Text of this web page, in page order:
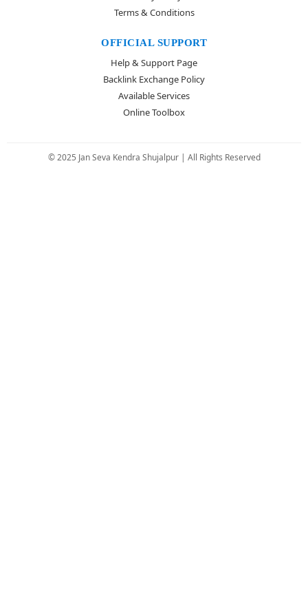
Terms & Conditions
OFFICIAL SUPPORT
Help & Support Page
Backlink Exchange Policy
Available Services
Online Toolbox
© 2025 Jan Seva Kendra Shujalpur | All Rights Reserved